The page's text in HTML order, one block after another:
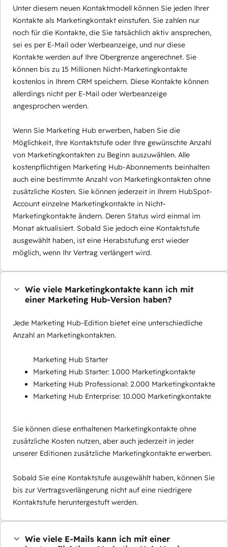
Unter diesem neuen Kontaktmodell können Sie jeden Ihrer
Kontakte als Marketingkontakt einstufen. Sie zahlen nur
noch für die Kontakte, die Sie tatsächlich aktiv ansprechen,
sei es per E-Mail oder Werbeanzeige, und nur diese
Kontakte werden auf Ihre Obergrenze angerechnet. Sie
können bis zu 15 Millionen Nicht-Marketingkontakte
kostenlos in Ihrem CRM speichern. Diese Kontakte können
allerdings nicht per E-Mail oder Werbeanzeige
angesprochen werden.
Wenn Sie Marketing Hub erwerben, haben Sie die
Möglichkeit, Ihre Kontaktstufe oder Ihre gewünschte Anzahl
von Marketingkontakten zu Beginn auszuwählen. Alle
kostenpflichtigen Marketing Hub-Abonnements beinhalten
auch eine bestimmte Anzahl von Marketingkontakten ohne
zusätzliche Kosten. Sie können jederzeit in Ihrem HubSpot-
Account einzelne Marketingkontakte in Nicht-
Marketingkontakte ändern. Deren Status wird einmal im
Monat aktualisiert. Sobald Sie jedoch eine Kontaktstufe
ausgewählt haben, ist eine Herabstufung erst wieder
möglich, wenn Ihr Vertrag verlängert wird.
Wie viele Marketingkontakte kann ich mit
einer Marketing Hub-Version haben?
Jede Marketing Hub-Edition bietet eine unterschiedliche
Anzahl an Marketingkontakten.
Marketing Hub Starter
Marketing Hub Starter: 1.000 Marketingkontakte
Marketing Hub Professional: 2.000 Marketingkontakte
Marketing Hub Enterprise: 10.000 Marketingkontakte
Sie können diese enthaltenen Marketingkontakte ohne
zusätzliche Kosten nutzen, aber auch jederzeit in jeder
unserer Editionen zusätzliche Marketingkontakte erwerben.
Sobald Sie eine Kontaktstufe ausgewählt haben, können Sie
bis zur Vertragsverlängerung nicht auf eine niedrigere
Kontaktstufe heruntergestuft werden.
Wie viele E-Mails kann ich mit einer